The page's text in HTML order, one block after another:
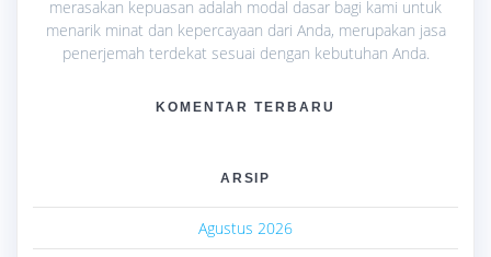
merasakan kepuasan adalah modal dasar bagi kami untuk
menarik minat dan kepercayaan dari Anda, merupakan jasa
penerjemah terdekat sesuai dengan kebutuhan Anda.
KOMENTAR TERBARU
ARSIP
Agustus 2026